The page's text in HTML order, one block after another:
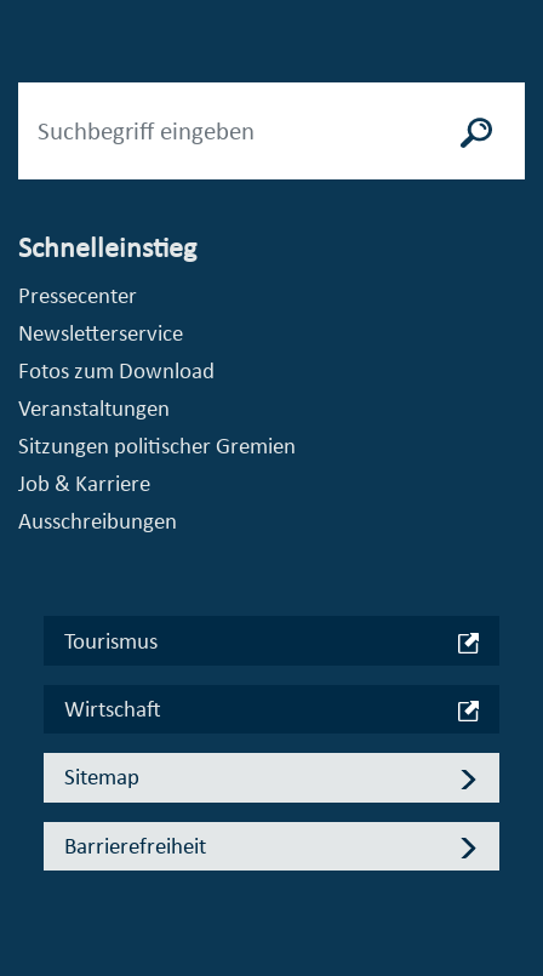
Schnelleinstieg
Pressecenter
Newsletterservice
Fotos zum Download
Veranstaltungen
Sitzungen politischer Gremien
Job & Karriere
Ausschreibungen
Tourismus
Wirtschaft
Sitemap
Barrierefreiheit